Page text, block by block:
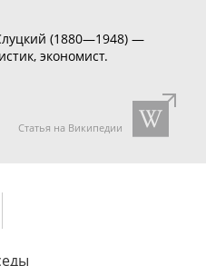
(1880—1948) —
экономист.
Статья на Википедии